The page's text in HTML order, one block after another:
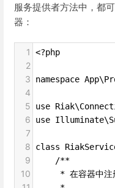
服务提供者方法中，都
器：
1 <?php
2
3
namespace
4
5
use
6 use
7
8
class
9
    /**
10
* 在容器中注